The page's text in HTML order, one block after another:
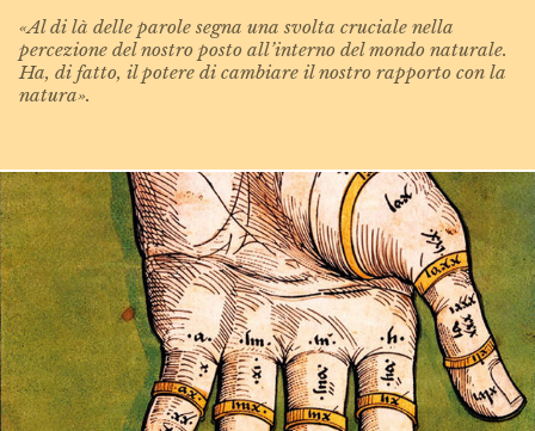
«Al di là delle parole segna una svolta cruciale nella
percezione del nostro posto all’interno del mondo naturale.
Ha, di fatto, il potere di cambiare il nostro rapporto con la
natura».